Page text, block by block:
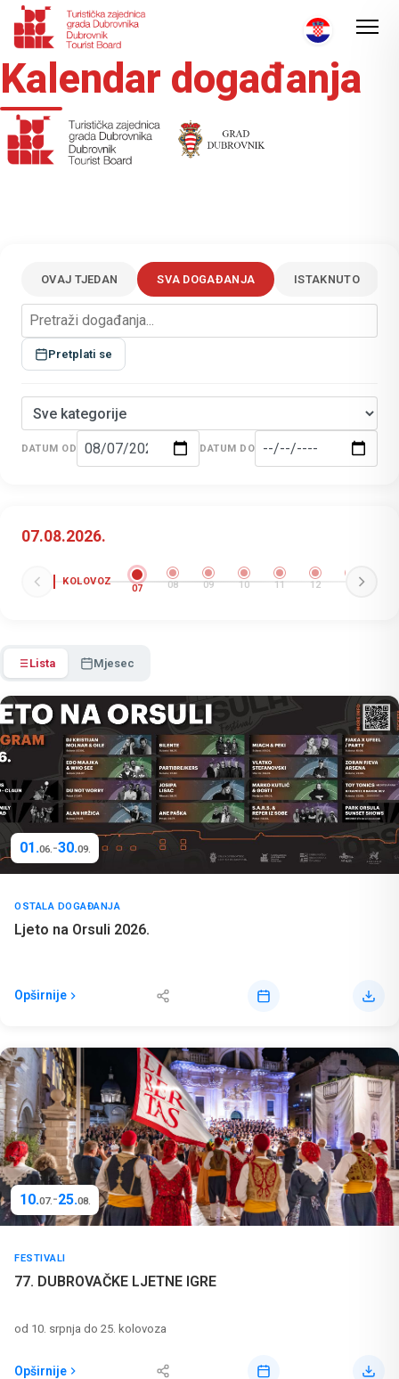
Kalendar događanja
OVAJ TJEDAN SVA DOGAĐANJA ISTAKNUTO
Pretplati se
DATUM OD DATUM DO
07.08.2026.
KOLOVOZ
07 08 09 10 11 12
Lista Mjesec
01.06.-30.09.
OSTALA DOGAĐANJA
Ljeto na Orsuli 2026.
Opširnije
10.07.-25.08.
FESTIVALI
77. DUBROVAČKE LJETNE IGRE
od 10. srpnja do 25. kolovoza
Opširnije